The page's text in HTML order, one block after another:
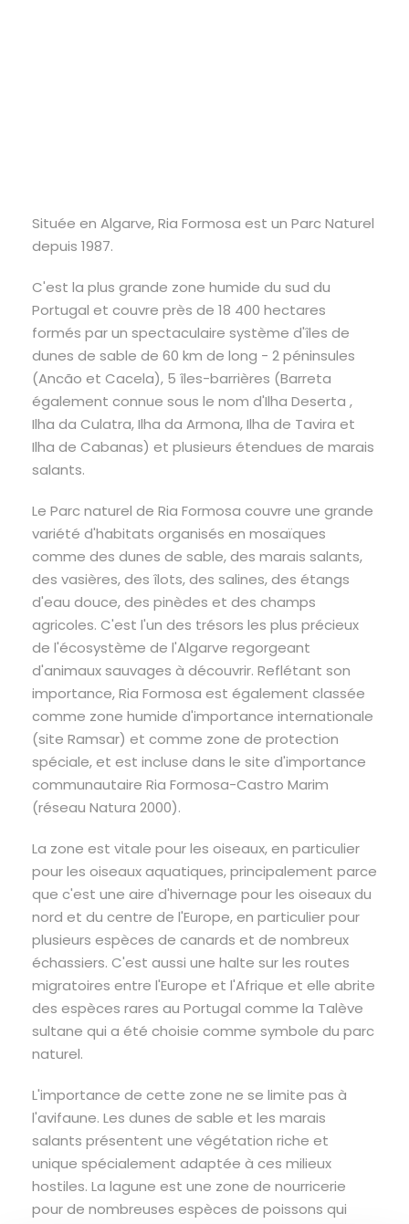
Située en Algarve, Ria Formosa est un Parc Naturel
depuis 1987.
C'est la plus grande zone humide du sud du
Portugal et couvre près de 18 400 hectares
formés par un spectaculaire système d'îles de
dunes de sable de 60 km de long - 2 péninsules
(Ancão et Cacela), 5 îles-barrières (Barreta
également connue sous le nom d'Ilha Deserta ,
Ilha da Culatra, Ilha da Armona, Ilha de Tavira et
Ilha de Cabanas) et plusieurs étendues de marais
salants.
Le Parc naturel de Ria Formosa couvre une grande
variété d'habitats organisés en mosaïques
comme des dunes de sable, des marais salants,
des vasières, des îlots, des salines, des étangs
d'eau douce, des pinèdes et des champs
agricoles. C'est l'un des trésors les plus précieux
de l'écosystème de l'Algarve regorgeant
d'animaux sauvages à découvrir. Reflétant son
importance, Ria Formosa est également classée
comme zone humide d'importance internationale
(site Ramsar) et comme zone de protection
spéciale, et est incluse dans le site d'importance
communautaire Ria Formosa-Castro Marim
(réseau Natura 2000).
La zone est vitale pour les oiseaux, en particulier
pour les oiseaux aquatiques, principalement parce
que c'est une aire d'hivernage pour les oiseaux du
nord et du centre de l'Europe, en particulier pour
plusieurs espèces de canards et de nombreux
échassiers. C'est aussi une halte sur les routes
migratoires entre l'Europe et l'Afrique et elle abrite
des espèces rares au Portugal comme la Talève
sultane qui a été choisie comme symbole du parc
naturel.
L'importance de cette zone ne se limite pas à
l'avifaune. Les dunes de sable et les marais
salants présentent une végétation riche et
unique spécialement adaptée à ces milieux
hostiles. La lagune est une zone de nourricerie
pour de nombreuses espèces de poissons qui